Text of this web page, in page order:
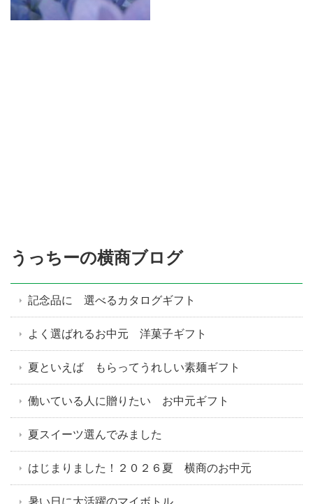
うっちーの横商ブログ
記念品に 選べるカタログギフト
よく選ばれるお中元 洋菓子ギフト
夏といえば もらってうれしい素麺ギフト
働いている人に贈りたい お中元ギフト
夏スイーツ選んでみました
はじまりました！２０２６夏 横商のお中元